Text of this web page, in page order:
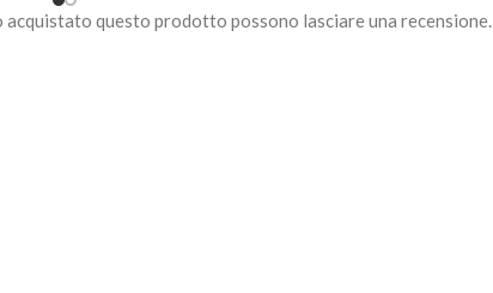
questo prodotto possono lasciare una recensione.